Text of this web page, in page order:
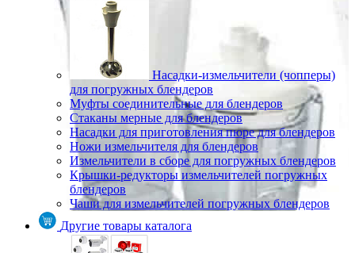
Насадки-измельчители (чопперы)
для погружных блендеров
Муфты соединительные для блендеров
Стаканы мерные для блендеров
Насадки для приготовления пюре для блендеров
Ножи измельчителя для блендеров
Измельчители в сборе для погружных блендеров
Крышки-редукторы измельчителей погружных
блендеров
Чаши для измельчителей погружных блендеров
Другие товары каталога